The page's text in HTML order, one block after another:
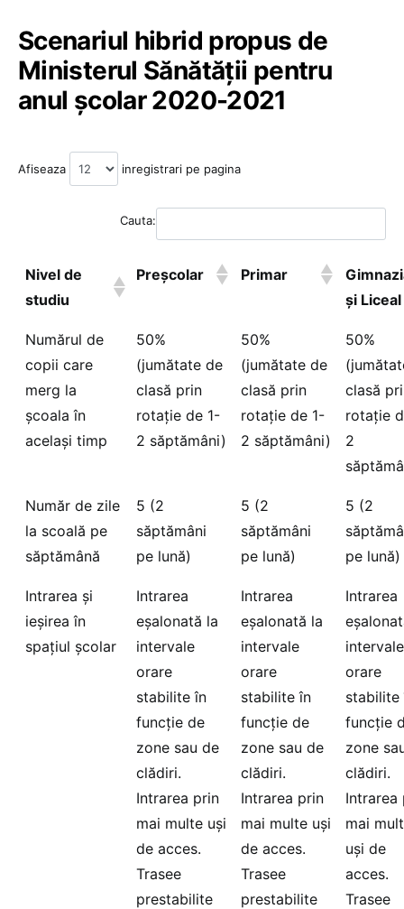
Scenariul hibrid propus de
Ministerul Sănătății pentru
anul școlar 2020-2021
Afiseaza inregistrari pe pagina
Cauta:
Nivel de
studiu
Preșcolar Primar
și Liceal
Numărul de
copii care
merg la
școala în
același timp
50%
(jumătate de
clasă prin
rotație de 1-
2 săptămâni)
50%
(jumătate de
clasă prin
rotație de 1-
2 săptămâni)
50%
clasă
rotație
2
Număr de zile
la scoală pe
săptămână
5 (2
săptămâni
pe lună)
5 (2
săptămâni
pe lună)
5 (2
pe lună)
Intrarea și
ieșirea în
spațiul școlar
Intrarea
eșalonată la
intervale
orare
stabilite în
funcție de
zone sau de
clădiri.
Intrarea prin
mai multe uși
de acces.
Trasee
prestabilite
Intrarea
eșalonată la
intervale
orare
stabilite în
funcție de
zone sau de
clădiri.
Intrarea prin
mai multe uși
de acces.
Trasee
prestabilite
Intrarea
intervale
orare
stabilite
funcție
zone
clădiri.
Intrarea
mai
uși de
acces.
Trasee